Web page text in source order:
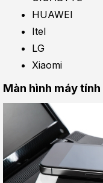
HUAWEI
Itel
LG
Xiaomi
Màn hình máy tính